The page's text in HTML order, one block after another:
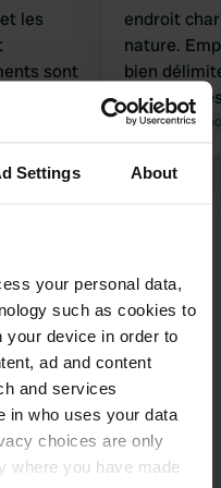
Settings About
your personal data,
such as cookies to
your device in order to
ad and content
and services
in who uses your data
choices are only
where you have made
les
sont
Holten
hiver,
piste
endroit
nature.
bien
magnifique
Traduit par
ici ?